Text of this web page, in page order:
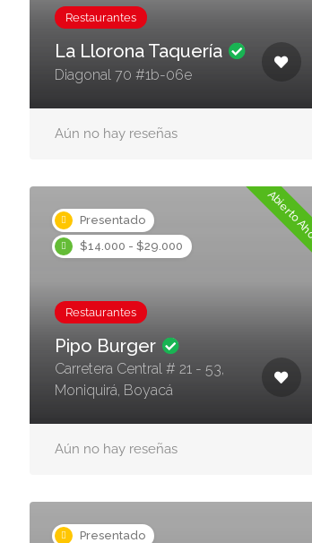
Restaurantes
La Llorona Taquería
Diagonal 70 #1b-06e
Aún no hay reseñas
Presentado
$14.000 - $29.000
Abierto
Restaurantes
Pipo Burger
Carretera Central # 21 - 53,
Moniquirá, Boyacá
Aún no hay reseñas
Presentado